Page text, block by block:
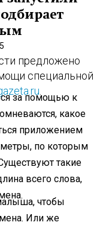
предложено
специальной
за помощью к
какое
приложением
по которым
такие
всего слова,
чтобы
Или же